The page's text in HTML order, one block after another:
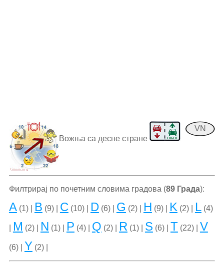
VN
Вожња са десне стране
Филтрирај по почетним словима градова (89 Града):
A(1) | B (9) | C (10) | D(6) | G (2) | H (9) | K (2) | L(4)
M (2) | N (1) | P (4) | Q (2) | R (1) | S (6) | T (22) | V
(6) | Y (2) |